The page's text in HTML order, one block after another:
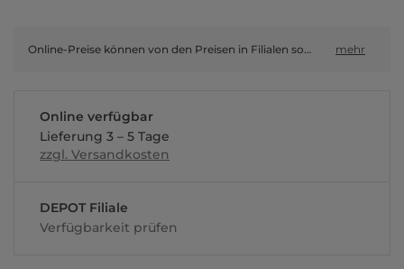
Online-Preise können von den Preisen in Filialen sowie Shop-in-Shop-Flächen abweichen. mehr
Online verfügbar
Lieferung 3 – 5 Tage
zzgl. Versandkosten
DEPOT Filiale
Verfügbarkeit prüfen